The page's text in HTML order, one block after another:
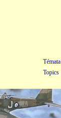
Témata
Topics